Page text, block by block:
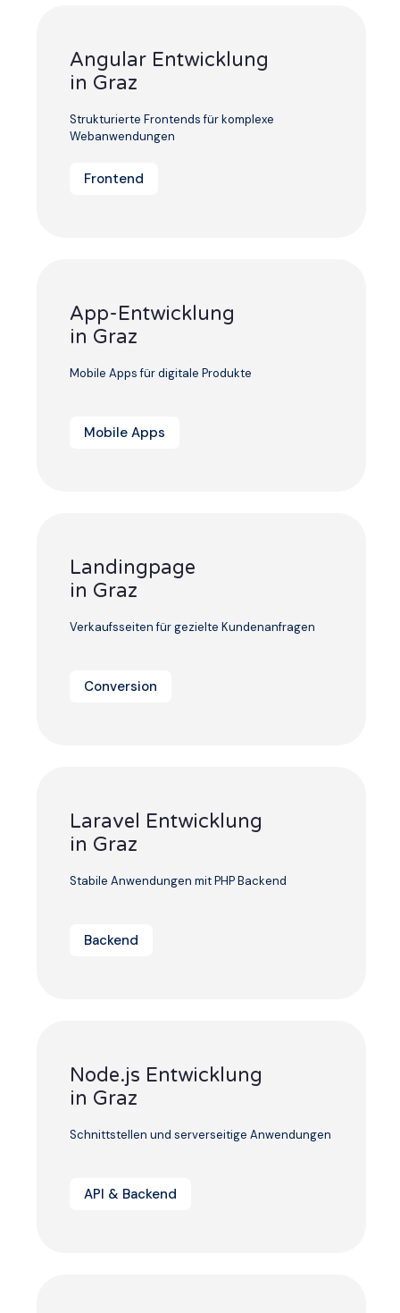
Angular Entwicklung
in Graz
Strukturierte Frontends für komplexe
Webanwendungen
Frontend
App-Entwicklung
in Graz
Mobile Apps für digitale Produkte
Mobile Apps
Landingpage
in Graz
Verkaufsseiten für gezielte Kundenanfragen
Conversion
Laravel Entwicklung
in Graz
Stabile Anwendungen mit PHP Backend
Backend
Node.js Entwicklung
in Graz
Schnittstellen und serverseitige Anwendungen
API & Backend